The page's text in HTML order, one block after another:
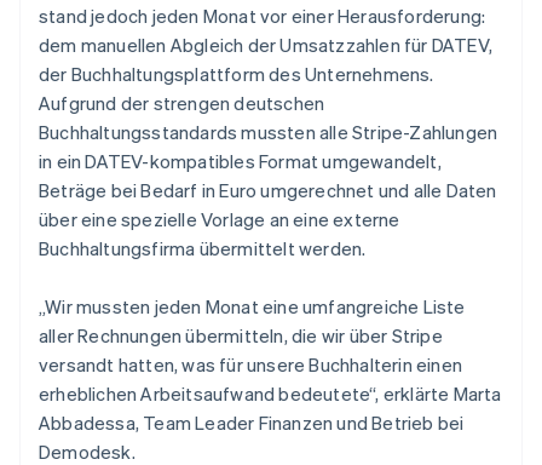
stand jedoch jeden Monat vor einer Herausforderung:
dem manuellen Abgleich der Umsatzzahlen für DATEV,
der Buchhaltungsplattform des Unternehmens.
Aufgrund der strengen deutschen
Buchhaltungsstandards mussten alle Stripe-Zahlungen
in ein DATEV-kompatibles Format umgewandelt,
Beträge bei Bedarf in Euro umgerechnet und alle Daten
über eine spezielle Vorlage an eine externe
Buchhaltungsfirma übermittelt werden.
„Wir mussten jeden Monat eine umfangreiche Liste
aller Rechnungen übermitteln, die wir über Stripe
versandt hatten, was für unsere Buchhalterin einen
erheblichen Arbeitsaufwand bedeutete“, erklärte Marta
Abbadessa, Team Leader Finanzen und Betrieb bei
Demodesk.